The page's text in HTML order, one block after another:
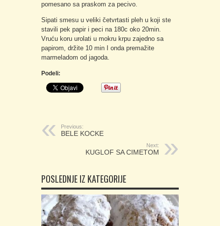
pomesano sa praskom za pecivo.
Sipati smesu u veliki četvrtasti pleh u koji ste
stavili pek papir i peci na 180c oko 20min.
Vruću koru urolati u mokru krpu zajedno sa
papirom, držite 10 min I onda premažite
marmeladom od jagoda.
Podeli:
Previous:
BELE KOCKE
Next:
KUGLOF SA CIMETOM
POSLEDNJE IZ KATEGORIJE